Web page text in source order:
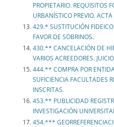
PROPIETARIO. REQUISITOS
URBANÍSTICO PREVIO.
429.* SUSTITUCIÓN
FAVOR DE SOBRINOS.
430.** CANCELACIÓN DE
VARIOS ACREEDORES.
444.** COMPRA POR
SUFICIENCIA FACULTADES
INSCRITAS.
453.** PUBLICIDAD
INVESTIGACIÓN
454.***